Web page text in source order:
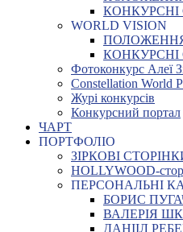
КОНКУРСНІ
WORLD VISION
КОНКУРСНІ
Фотоконкурс Алеї
Constellation World
Журі конкурсів
Конкурсний портал
ЧАРТ
ПОРТФОЛІО
ЗІРКОВІ
HOLLYWOOD-
ПЕРСОНАЛЬНІ
БОРИС
ВАЛЕРІЯ
ДАНІІЛ